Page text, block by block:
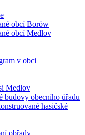
obcí Borów
obcí Medlov
v obci
Medlov
budovy obecního úřadu
hasičské
obřady